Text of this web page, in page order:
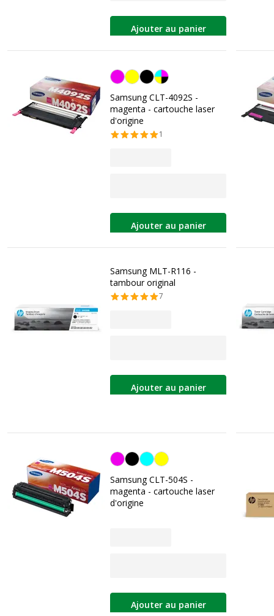
Ajouter au panier
Magenta
Samsung CLT-4092S -
magenta - cartouche laser
d'origine
1
Ajouter au panier
Samsung MLT-R116 -
tambour original
7
Ajouter au panier
Magenta
Samsung CLT-504S -
magenta - cartouche laser
d'origine
Ajouter au panier